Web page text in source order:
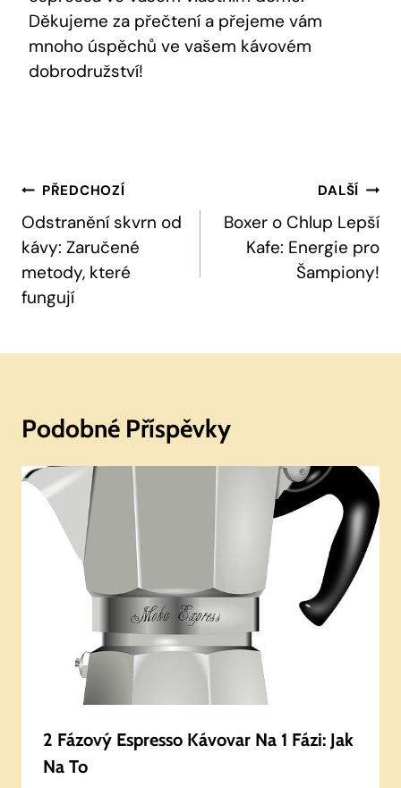
Děkujeme za přečtení a přejeme vám
mnoho úspěchů ve vašem kávovém
dobrodružství!
Navigace
Pro
Příspěvek
PŘEDCHOZÍ
Odstranění skvrn od
kávy: Zaručené
metody, které
fungují
DALŠÍ
Boxer o Chlup Lepší
Kafe: Energie pro
Šampiony!
Podobné Příspěvky
2 Fázový Espresso Kávovar Na 1 Fázi: Jak
Na To